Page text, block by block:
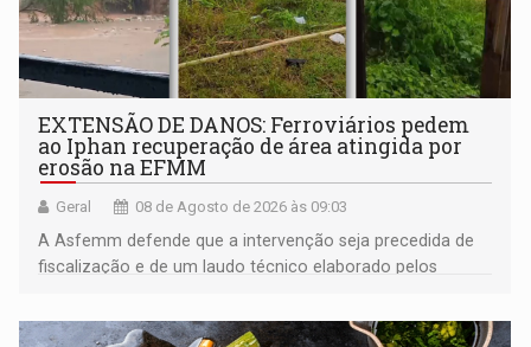
EXTENSÃO DE DANOS: Ferroviários pedem
ao Iphan recuperação de área atingida por
erosão na EFMM
Geral 08 de Agosto de 2026 às 09:03
A Asfemm defende que a intervenção seja precedida de
fiscalização e de um laudo técnico elaborado pelos